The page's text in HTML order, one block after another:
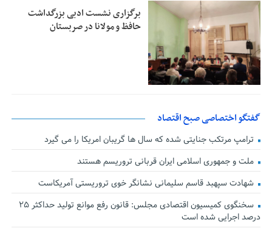
برگزاری نشست ادبی بزرگداشت
حافظ و مولانا در صربستان
گفتگو اختصاصی صبح اقتصاد
ترامپ مرتکب جنایتی شده که سال ها گریبان امریکا را می گیرد
ملت و جمهوری اسلامی ایران قربانی تروریسم هستند
شهادت سپهبد قاسم سلیمانی نشانگر خوی تروریستی آمریکاست
سخنگوی کمیسیون اقتصادی مجلس: قانون رفع موانع تولید حداکثر ۲۵
درصد اجرایی شده است